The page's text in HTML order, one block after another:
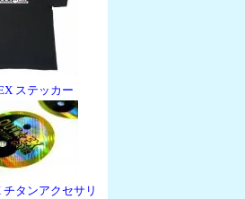
ステッカー
タンアクセサリ